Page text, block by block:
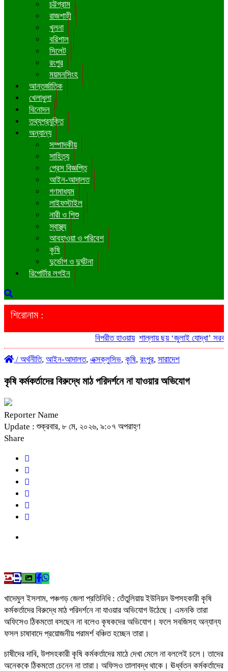
চট্টগ্রাম
রাজশাহী
খুলনা
বরিশাল
সিলেট
রংপুর
ময়মনসিংহ
আন্তর্জাতিক
খেলাধুলা
বিনোদন
তথ্যপ্রযুক্তি
অন্যান্য
সম্পাদকীয়
সাহিত্য
প্রেস বিজ্ঞপ্তি
আইন-আদালত
গণমাধ্যম
লাইফস্টাইল
নারী ও শিশু
স্বাস্থ্য
আবহাওয়া ও পরিবেশ
কৃষি
দুর্ভোগ ও দুর্ঘটনা
রিপোর্টার লগইন
শিরোনাম :
বিপরীত হাওয়ায় শাল্লায় ছয় ‘জুলাই যোদ্ধা’
/ অর্থনীতি, আইন-আদালত, এক্সক্লুসিভ, কৃষি, রংপুর, সারাদেশ
কৃষি কর্মকর্তাদের বিরুদ্ধে মাঠ পরিদর্শনে না যাওয়ার অভিযোগ
Reporter Name
Update : শুক্রবার, ৮ মে, ২০২৬, ৯:০৭ অপরাহ্ণ
Share
খাদেমুল ইসলাম, পঞ্চগড় জেলা প্রতিনিধি : তেঁতুলিয়ায় ইউনিয়ন উপসহকারী কৃষি
কর্মকর্তাদের বিরুদ্ধে মাঠ পরিদর্শনে না যাওয়ার অভিযোগ উঠেছে। এমনকি তারা
অফিসেও ঠিকমতো বসছেন না বলেও কৃষকদের অভিযোগ। ফলে সবজিসহ অন্যান্য
ফসল চাষাবাদে প্রয়োজনীয় পরামর্শ বঞ্চিত হচ্ছেন তারা।
চাষীদের দাবি, উপসহকারী কৃষি কর্মকর্তাদের মাঠে দেখা মেলে না বললেই চলে। তাদের
অনেককে ঠিকমতো চেনেন না তারা। অফিসও তালাবদ্ধ থাকে। ঊর্ধ্বতন কর্মকর্তাদের